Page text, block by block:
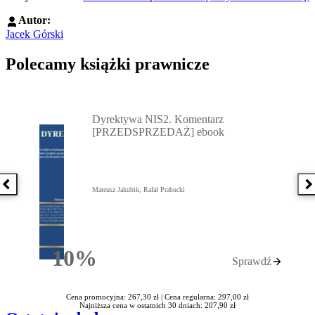
Autor:
Jacek Górski
Polecamy książki prawnicze
Poprzednia książka
10%Rabatu
Dyrektywa NIS2. Komentarz
[PRZEDSPRZEDAŻ] ebook
Mateusz Jakubik, Rafał Prabucki
Sprawdź
Cena promocyjna: 267,30 zł | Cena regularna: 297,00 zł
Najniższa cena w ostatnich 30 dniach: 207,90 zł